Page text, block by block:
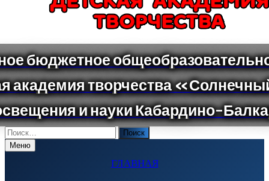
Поиск
по:Меню
ГЛАВНАЯ